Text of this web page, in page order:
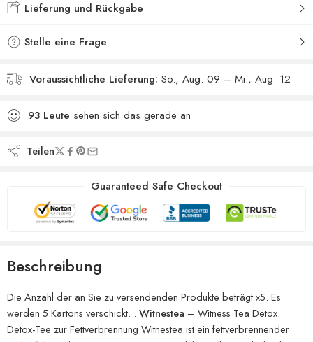
Lieferung und Rückgabe
Stelle eine Frage
Voraussichtliche Lieferung: So., Aug. 09 – Mi., Aug. 12
93 Leute sehen sich das gerade an
Teilen
Guaranteed Safe Checkout
Beschreibung
Die Anzahl der an Sie zu versendenden Produkte beträgt x5. Es
werden 5 Kartons verschickt. . Witnestea – Witness Tea Detox:
Detox-Tee zur Fettverbrennung Witnestea ist ein fettverbrennender